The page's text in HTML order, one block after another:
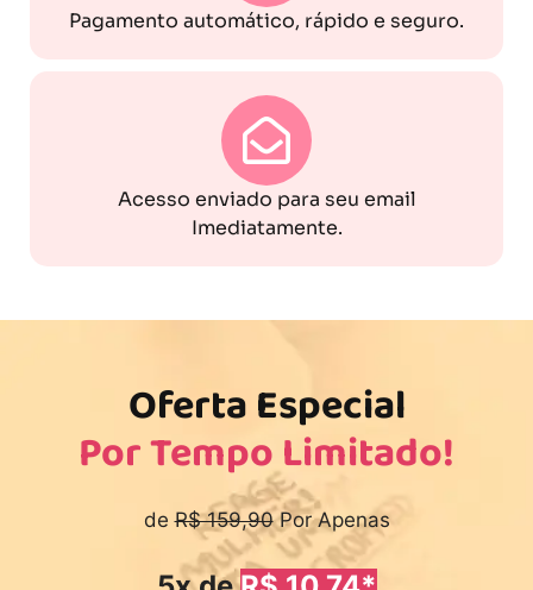
Pagamento automático, rápido e seguro.
Acesso enviado para seu email
Imediatamente.
Oferta Especial
Por Tempo Limitado!
deR$ 159,90Por Apenas